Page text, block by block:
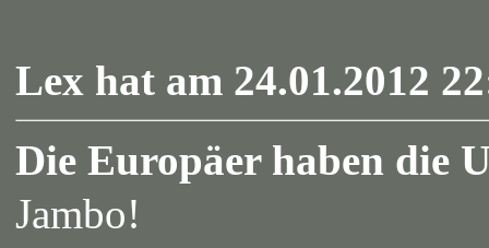
Lex hat am 24.01.2012
Die Europäer haben die
Jambo!